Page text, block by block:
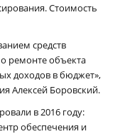
Стоимость
средств
ремонте объекта
доходов в бюджет»,
Алексей Боровский.
в 2016 году:
обеспечения и